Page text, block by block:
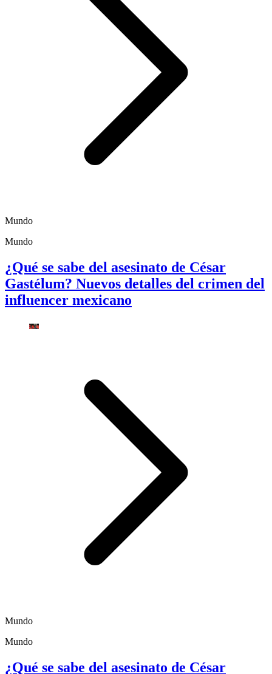
Mundo
Mundo
¿Qué se sabe del asesinato de César
Gastélum? Nuevos detalles del crimen del
influencer mexicano
Mundo
Mundo
¿Qué se sabe del asesinato de César